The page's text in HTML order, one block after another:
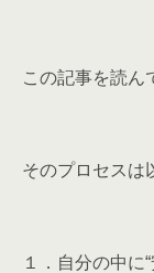
この記事を読ん
そのプロセスは
１．自分の中に